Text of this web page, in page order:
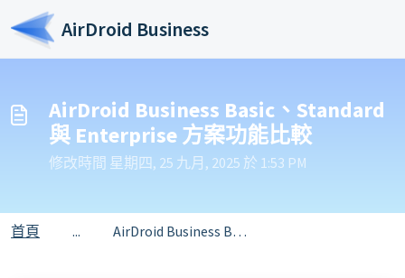
略過至主要內容
AirDroid Business
AirDroid Business Basic、Standard
與 Enterprise 方案功能比較
修改時間 星期四, 25 九月, 2025 於 1:53 PM
首頁 ... AirDroid Business Basic、Standard 與 Enterprise 方案功能比較